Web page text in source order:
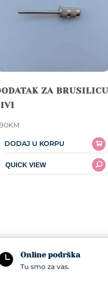
ZA BRUSILICU
KM
DODAJ U KORPU
Online podrška
Tu smo za vas.